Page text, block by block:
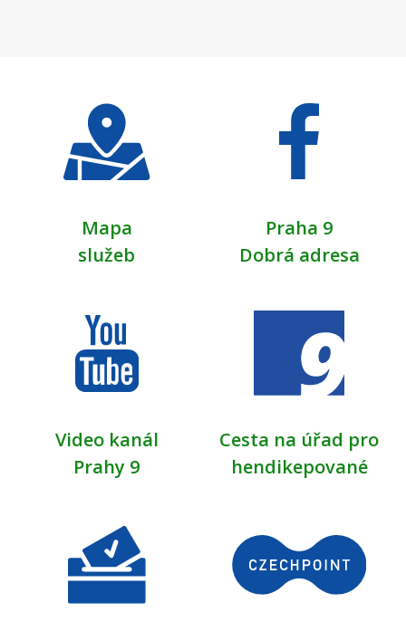
Mapa
služeb
Praha 9
Dobrá adresa
Video kanál
Prahy 9
Cesta na úřad pro
hendikepované